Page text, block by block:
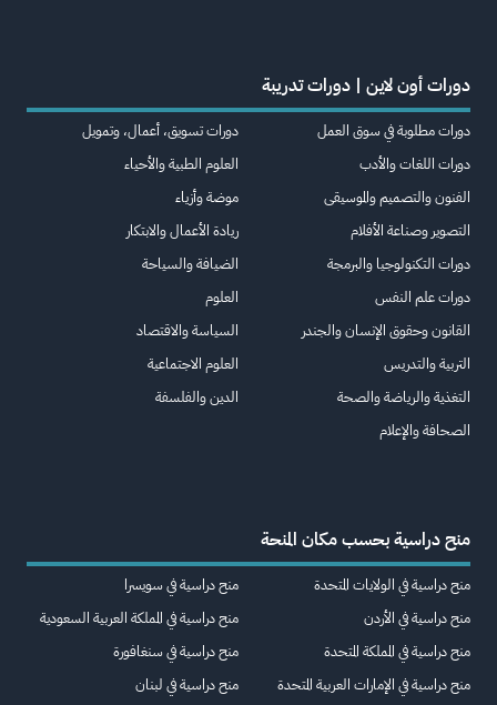
دورات أون لاين | دورات تدريبة
دورات مطلوبة في سوق العمل
دورات اللغات والأدب
الفنون والتصميم والموسيقى
التصوير وصناعة الأفلام
دورات التكنولوجيا والبرمجة
دورات علم النفس
القانون وحقوق الإنسان والجندر
التربية والتدريس
التغذية والرياضة والصحة
الصحافة والإعلام
دورات تسويق، أعمال، وتمويل
العلوم الطبية والأحياء
موضة وأزياء
ريادة الأعمال والابتكار
الضيافة والسياحة
العلوم
السياسة والاقتصاد
العلوم الاجتماعية
الدين والفلسفة
منح دراسية بحسب مكان المنحة
منح دراسية في الولايات المتحدة
منح دراسية في الأردن
منح دراسية في المملكة المتحدة
منح دراسية في الإمارات العربية المتحدة
منح دراسية في سويسرا
منح دراسية في المملكة العربية السعودية
منح دراسية في سنغافورة
منح دراسية في لبنان